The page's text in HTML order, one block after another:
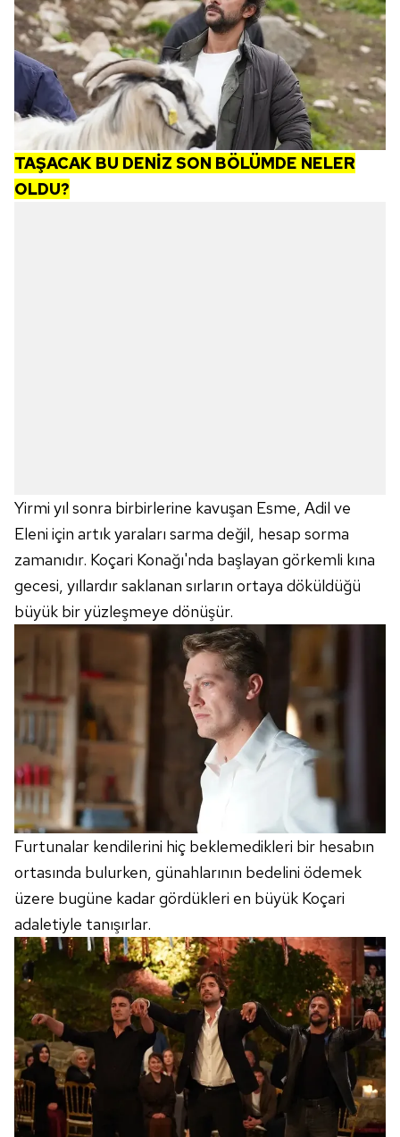
TAŞACAK BU DENİZ SON BÖLÜMDE NELER
OLDU?
Yirmi yıl sonra birbirlerine kavuşan Esme, Adil ve
Eleni için artık yaraları sarma değil, hesap sorma
zamanıdır. Koçari Konağı'nda başlayan görkemli kına
gecesi, yıllardır saklanan sırların ortaya döküldüğü
büyük bir yüzleşmeye dönüşür.
Furtunalar kendilerini hiç beklemedikleri bir hesabın
ortasında bulurken, günahlarının bedelini ödemek
üzere bugüne kadar gördükleri en büyük Koçari
adaletiyle tanışırlar.